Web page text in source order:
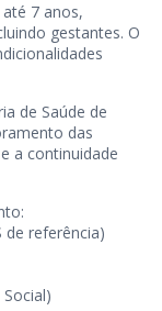
7 anos,
gestantes. O
de Saúde de
das
a continuidade
de referência)